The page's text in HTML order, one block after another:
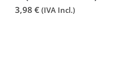
3,98 € (IVA Incl.)